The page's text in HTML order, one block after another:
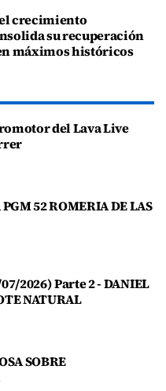
crecimiento
su recuperación
máximos históricos
del Lava Live
52 ROMERIA DE LAS
2026) Parte 2 - DANIEL
NATURAL
SOBRE